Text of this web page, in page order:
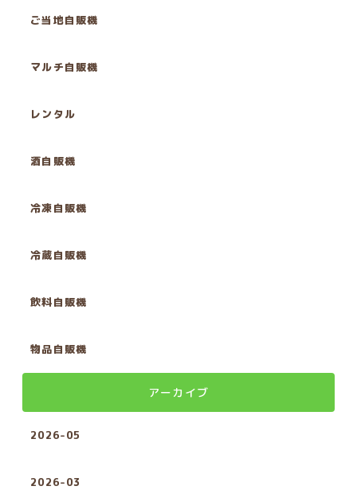
ご当地自販機
マルチ自販機
レンタル
酒自販機
冷凍自販機
冷蔵自販機
飲料自販機
物品自販機
アーカイブ
2026-05
2026-03